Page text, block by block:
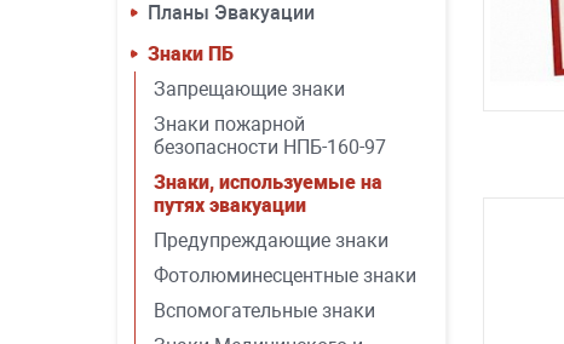
Планы Эвакуации
Знаки ПБ
Запрещающие знаки
Знаки пожарной
безопасности НПБ-160-97
Знаки, используемые на
путях эвакуации
Предупреждающие знаки
Фотолюминесцентные знаки
Вспомогательные знаки